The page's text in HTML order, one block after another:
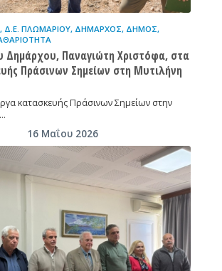
, Δ.Ε. ΠΛΩΜΑΡΊΟΥ, ΔΉΜΑΡΧΟΣ, ΔΉΜΟΣ,
Δημάρχου, Παναγιώτη Χριστόφα, στα
Πράσινων Σημείων στη Μυτιλήνη
κατασκευής Πράσινων Σημείων στην
16 Μαΐου 2026